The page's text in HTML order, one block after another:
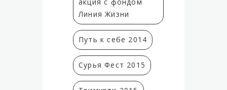
Линия Жизни
Путь к себе 2014
Сурья Фест 2015